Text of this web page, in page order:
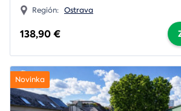
Región: Ostrava
138,90 €
Novinka